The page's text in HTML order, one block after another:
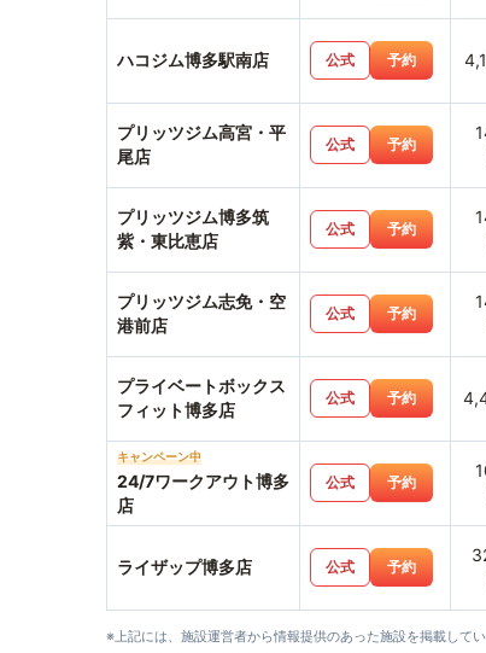
ハコジム博多駅南店 公式 予約
プリッツジム高宮・平
尾店
公式 予約
プリッツジム博多筑
紫・東比恵店
公式 予約
プリッツジム志免・空
港前店
公式 予約
プライベートボックス
フィット博多店
公式 予約
キャンペーン中
24/7ワークアウト博多
店
公式 予約
ライザップ博多店 公式 予約
※上記には、施設運営者から情報提供のあった施設を掲載して